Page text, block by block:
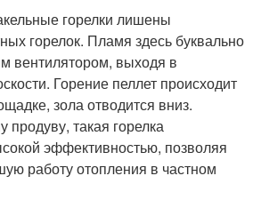
горелки лишены
горелок. Пламя здесь буквально
вентилятором, выходя в
Горение пеллет происходит
зола отводится вниз.
такая горелка
эффективностью, позволяя
работу отопления в частном